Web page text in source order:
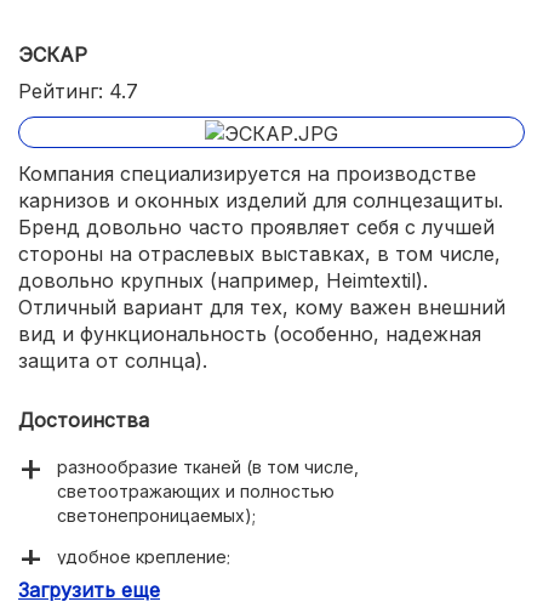
ЭСКАР
Рейтинг: 4.7
Компания специализируется на производстве
карнизов и оконных изделий для солнцезащиты.
Бренд довольно часто проявляет себя с лучшей
стороны на отраслевых выставках, в том числе,
довольно крупных (например, Heimtextil).
Отличный вариант для тех, кому важен внешний
вид и функциональность (особенно, надежная
защита от солнца).
Достоинства
разнообразие тканей (в том числе,
светоотражающих и полностью
светонепроницаемых);
удобное крепление;
многообразие расцветок.
Загрузить еще